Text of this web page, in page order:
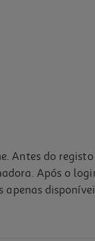
Antes do
Após o
apenas